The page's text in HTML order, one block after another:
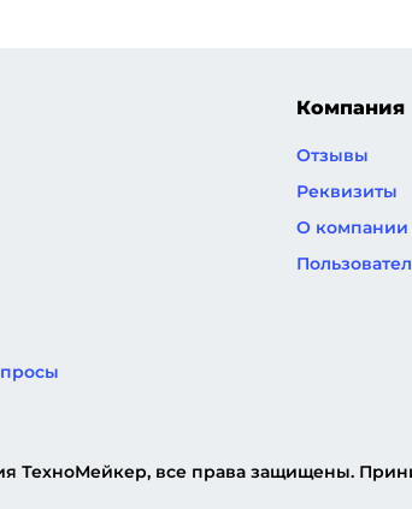
Компания
Отзывы
Реквизиты
О компании
ТехноМейкер, все права защищены.